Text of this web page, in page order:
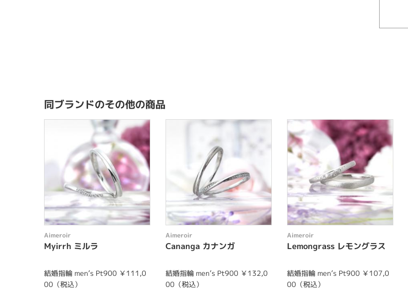
同ブランドのその他の商品
Aimeroir
Myirrh ミルラ
結婚指輪 men’s Pt900 ￥111,0
00（税込）
Aimeroir
Cananga カナンガ
結婚指輪 men’s Pt900 ￥132,0
00（税込）
Aimeroir
Lemongrass レモングラス
結婚指輪 men’s Pt900 ￥107,0
00（税込）